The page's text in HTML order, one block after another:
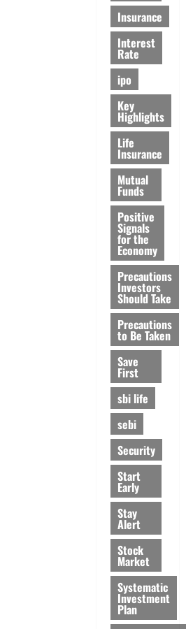
Insurance
Interest
Rate
ipo
Key
Highlights
Life
Insurance
Mutual
Funds
Positive
Signals
for the
Economy
Precautions
Investors
Should Take
Precautions
to Be Taken
Save
First
sbi life
sebi
Security
Start
Early
Stay
Alert
Stock
Market
Systematic
Investment
Plan